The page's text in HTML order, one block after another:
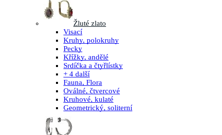
Žluté zlato
Visací
Kruhy, polokruhy
Pecky
Křížky, andělé
Srdíčka a čtyřlístky
+ 4 další
Fauna, Flora
Oválné, čtvercové
Kruhové, kulaté
Geometrický, soliterní